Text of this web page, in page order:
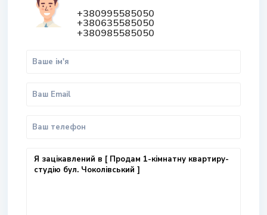
+380995585050
+380635585050
+380985585050